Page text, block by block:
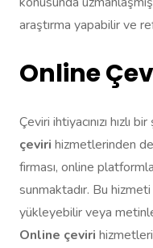
araştırma yapabilir ve
Online
Çeviri ihtiyacınızı hızlı
çeviri hizmetlerinden
firması, online
sunmaktadır. Bu
yükleyebilir veya
Online çeviri